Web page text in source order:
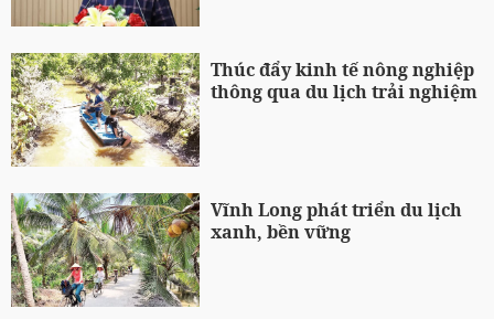
Thúc đẩy kinh tế nông nghiệp
thông qua du lịch trải nghiệm
Vĩnh Long phát triển du lịch
xanh, bền vững